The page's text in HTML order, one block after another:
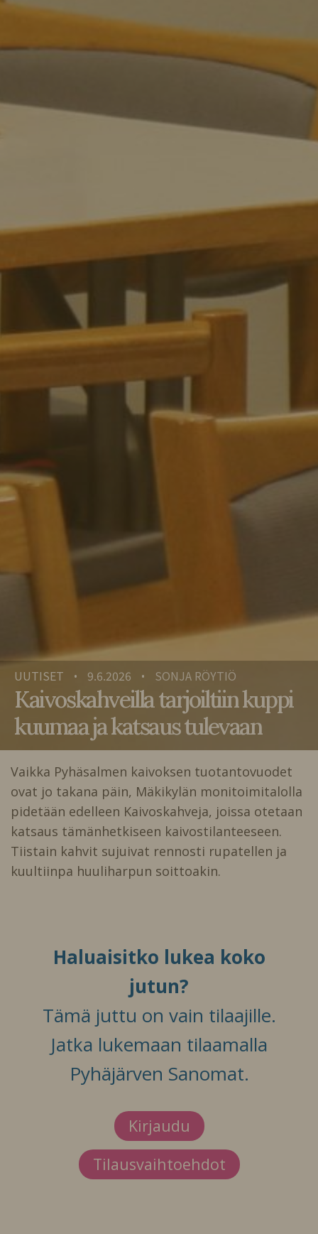
UUTISET • 9.6.2026 • SONJA RÖYTIÖ
Kaivoskahveilla tarjoiltiin kuppi
kuumaa ja katsaus tulevaan
Vaikka Pyhäsalmen kaivoksen tuotantovuodet
ovat jo takana päin, Mäkikylän monitoimitalolla
pidetään edelleen Kaivoskahveja, joissa otetaan
katsaus tämänhetkiseen kaivostilanteeseen.
Tiistain kahvit sujuivat rennosti rupatellen ja
kuultiinpa huuliharpun soittoakin.
Haluaisitko lukea koko
jutun?
Tämä juttu on vain tilaajille.
Jatka lukemaan tilaamalla
Pyhäjärven Sanomat.
Kirjaudu
Tilausvaihtoehdot